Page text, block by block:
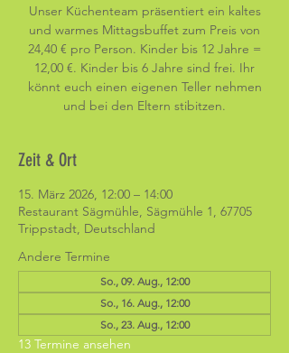
Unser Küchenteam präsentiert ein kaltes
und warmes Mittagsbuffet zum Preis von
24,40 € pro Person. Kinder bis 12 Jahre =
12,00 €. Kinder bis 6 Jahre sind frei. Ihr
könnt euch einen eigenen Teller nehmen
und bei den Eltern stibitzen.
Zeit & Ort
15. März 2026, 12:00 – 14:00
Restaurant Sägmühle, Sägmühle 1, 67705
Trippstadt, Deutschland
Andere Termine
So., 09. Aug., 12:00
So., 16. Aug., 12:00
So., 23. Aug., 12:00
13 Termine ansehen